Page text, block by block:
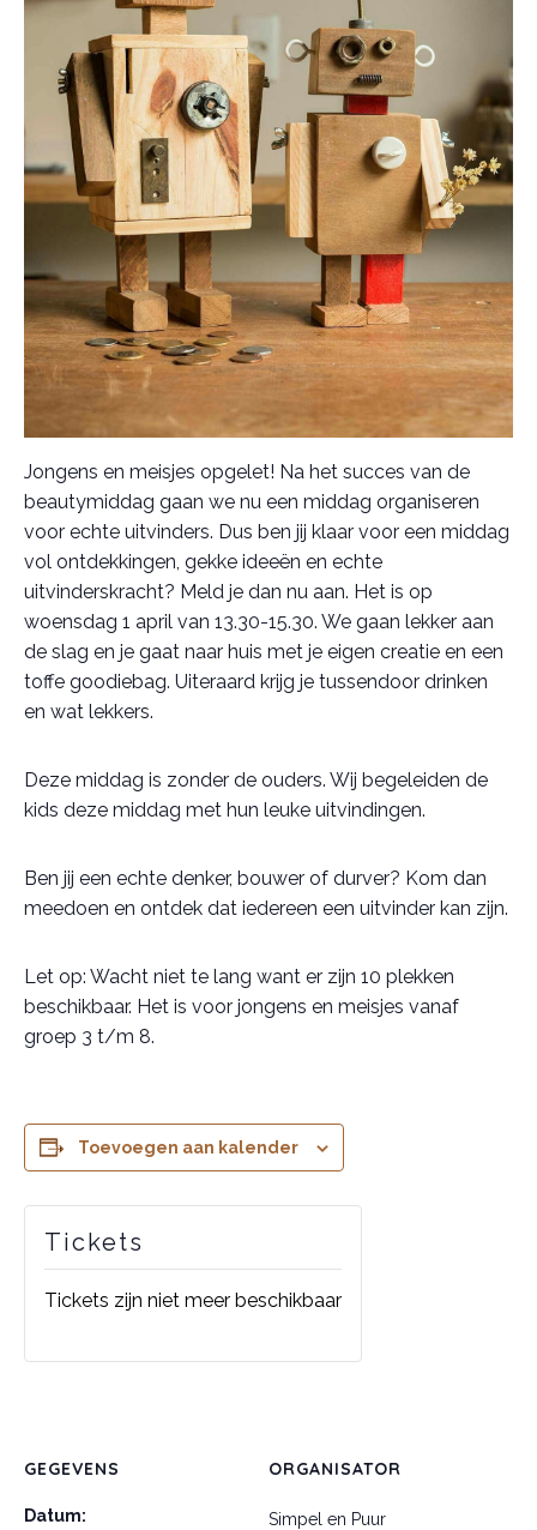
Jongens en meisjes opgelet! Na het succes van de
beautymiddag gaan we nu een middag organiseren
voor echte uitvinders. Dus ben jij klaar voor een middag
vol ontdekkingen, gekke ideeën en echte
uitvinderskracht? Meld je dan nu aan. Het is op
woensdag 1 april van 13.30-15.30. We gaan lekker aan
de slag en je gaat naar huis met je eigen creatie en een
toffe goodiebag. Uiteraard krijg je tussendoor drinken
en wat lekkers.
Deze middag is zonder de ouders. Wij begeleiden de
kids deze middag met hun leuke uitvindingen.
Ben jij een echte denker, bouwer of durver? Kom dan
meedoen en ontdek dat iedereen een uitvinder kan zijn.
Let op: Wacht niet te lang want er zijn 10 plekken
beschikbaar. Het is voor jongens en meisjes vanaf
groep 3 t/m 8.
Toevoegen aan kalender
GEGEVENS
Datum:
ORGANISATOR
Simpel en Puur
Tickets
Tickets zijn niet meer beschikbaar